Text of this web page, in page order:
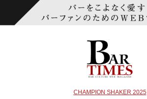
CHAMPION SHAKER 2025